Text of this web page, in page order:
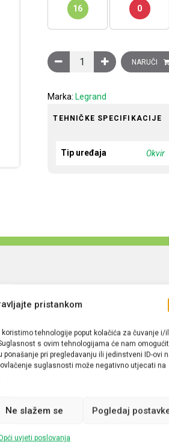
pristankom
tehnologije poput kolačića za čuvanje i/
s ovim tehnologijama će nam
pri pregledavanju ili jedinstveni ID-ovi
suglasnosti može negativno utjecati na
Ne slažem se Pogledaj
uvjeti poslovanja
16 0
Okvir ukrasni, bijeli,NARUČI
Marka: Legrand
TEHNIČKE SPECIFIKACIJE
Tip uređaja Okvir